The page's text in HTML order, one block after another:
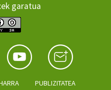
garatua
PUBLIZITATEA